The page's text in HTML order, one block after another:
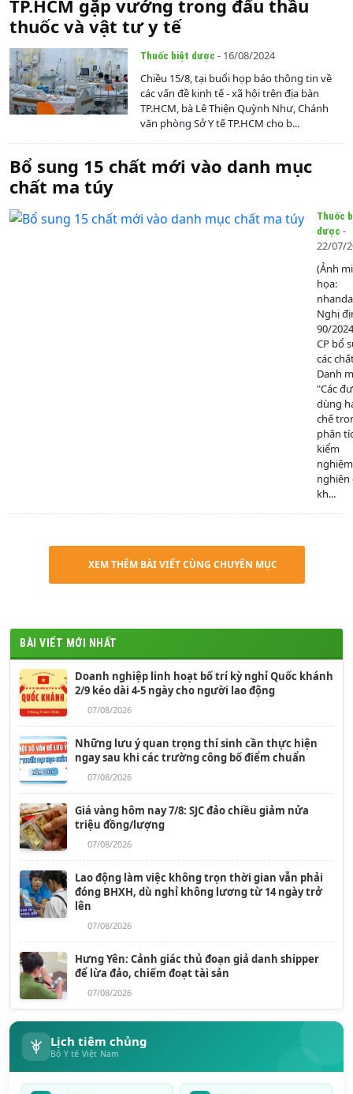
TP.HCM gặp vướng trong đấu thầu
thuốc và vật tư y tế
Thuốc biệt dược - 16/08/2024
Chiều 15/8, tại buổi họp báo thông tin về
các vấn đề kinh tế - xã hội trên địa bàn
TP.HCM, bà Lê Thiện Quỳnh Như, Chánh
văn phòng Sở Y tế TP.HCM cho b...
Bổ sung 15 chất mới vào danh mục
chất ma túy
Thuốc
dược -
22/07/
(Ảnh
họa:
Nghị
90/
CP bổ
các
Danh
"Các
dùng
chế
phân
kiểm
nghiên
kh...
XEM THÊM BÀI VIẾT CÙNG CHUYÊN MỤC
BÀI VIẾT MỚI NHẤT
Doanh nghiệp linh hoạt bố trí kỳ nghỉ Quốc khánh
2/9 kéo dài 4-5 ngày cho người lao động
07/08/2026
Những lưu ý quan trọng thí sinh cần thực hiện
ngay sau khi các trường công bố điểm chuẩn
07/08/2026
Giá vàng hôm nay 7/8: SJC đảo chiều giảm nửa
triệu đồng/lượng
07/08/2026
Lao động làm việc không trọn thời gian vẫn phải
đóng BHXH, dù nghỉ không lương từ 14 ngày trở
lên
07/08/2026
Hưng Yên: Cảnh giác thủ đoạn giả danh shipper
để lừa đảo, chiếm đoạt tài sản
07/08/2026
Lịch tiêm chủng
Bộ Y tế Việt Nam